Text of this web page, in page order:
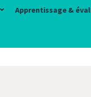
Apprentissage &